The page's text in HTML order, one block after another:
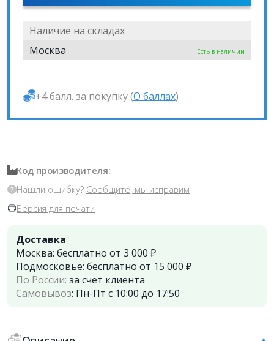
Наличие на складах
Москва
Есть в наличии
+4 балл. за покупку (О баллах)
Код производителя:
Нашли ошибку? Сообщите, мы исправим
Версия для печати
Доставка
Москва: бесплатно от 3 000 ₽
Подмосковье: бесплатно от 15 000 ₽
По России: за счет клиента
Самовывоз: Пн-Пт с 10:00 до 17:50